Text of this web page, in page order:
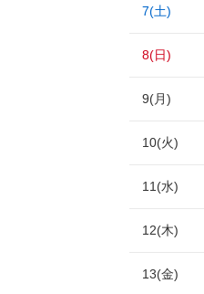
7(土)
8(日)
9(月)
10(火)
11(水)
12(木)
13(金)